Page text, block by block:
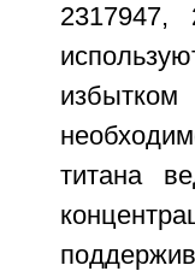
2317947,
титана